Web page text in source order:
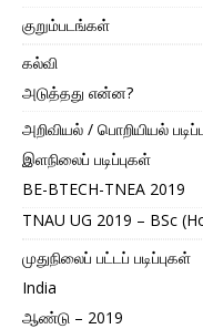
குறும்படங்கள்
கல்வி
அடுத்தது என்ன?
அறிவியல் / பொறியியல்
இளநிலைப் படிப்புகள்
BE-BTECH-TNEA 2019
TNAU UG 2019 – BSc
முதுநிலைப் பட்டப் படிப்புகள்
India
ஆண்டு – 2019